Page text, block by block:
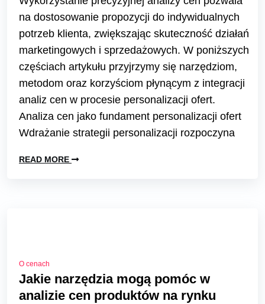
na dostosowanie propozycji do indywidualnych
potrzeb klienta, zwiększając skuteczność działań
marketingowych i sprzedażowych. W poniższych
częściach artykułu przyjrzymy się narzędziom,
metodom oraz korzyściom płynącym z integracji
analiz cen w procesie personalizacji ofert.
Analiza cen jako fundament personalizacji ofert
Wdrażanie strategii personalizacji rozpoczyna
READ MORE
O cenach
Jakie narzędzia mogą pomóc w
analizie cen produktów na rynku